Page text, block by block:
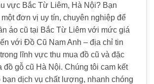
vực Bắc Từ Liêm, Hà Nội? Bạn
đơn vị uy tín, chuyên nghiệp để
áo cũ tại Bắc Từ Liêm với mức giá
với Đồ Cũ Nam Anh – địa chỉ tin
lĩnh vực thu mua đồ cũ và đặc
đồ gỗ cũ Hà Nội. Chúng tôi cam kết
bạn dịch vụ chất lượng, nhanh chóng